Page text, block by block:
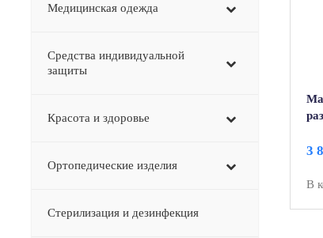
3
В
Медицинская одежда
Средства индивидуальной
защиты
Красота и здоровье
Ортопедические изделия
Стерилизация и дезинфекция